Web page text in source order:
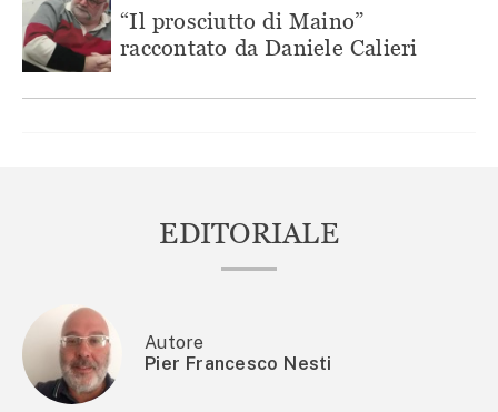
“Il prosciutto di Maino”
raccontato da Daniele Calieri
EDITORIALE
Autore
Pier Francesco Nesti